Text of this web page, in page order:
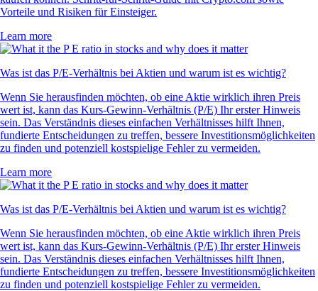
Vorteile und Risiken für Einsteiger.
Learn more
Was ist das P/E-Verhältnis bei Aktien und warum ist es wichtig?
Wenn Sie herausfinden möchten, ob eine Aktie wirklich ihren Preis
wert ist, kann das Kurs-Gewinn-Verhältnis (P/E) Ihr erster Hinweis
sein. Das Verständnis dieses einfachen Verhältnisses hilft Ihnen,
fundierte Entscheidungen zu treffen, bessere Investitionsmöglichkeiten
zu finden und potenziell kostspielige Fehler zu vermeiden.
Learn more
Was ist das P/E-Verhältnis bei Aktien und warum ist es wichtig?
Wenn Sie herausfinden möchten, ob eine Aktie wirklich ihren Preis
wert ist, kann das Kurs-Gewinn-Verhältnis (P/E) Ihr erster Hinweis
sein. Das Verständnis dieses einfachen Verhältnisses hilft Ihnen,
fundierte Entscheidungen zu treffen, bessere Investitionsmöglichkeiten
zu finden und potenziell kostspielige Fehler zu vermeiden.